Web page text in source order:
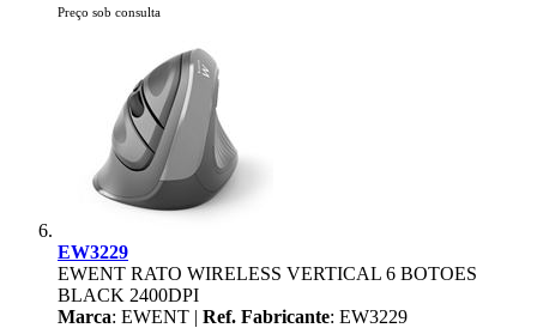
Preço sob consulta
EW3229
EWENT RATO WIRELESS VERTICAL 6 BOTOES
BLACK 2400DPI
Marca: EWENT | Ref. Fabricante: EW3229